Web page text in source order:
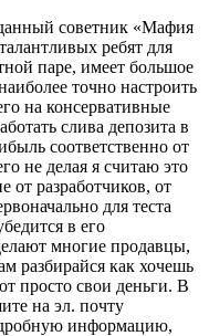
советник «Мафия
ребят для
паре, имеет большое
точно настроить
на консервативные
слива депозита в
соответственно от
не делая я считаю это
от разработчиков, от
для теста
в его
многие продавцы,
разбирайся как хочешь
просто свои деньги. В
на эл. почту
информацию,